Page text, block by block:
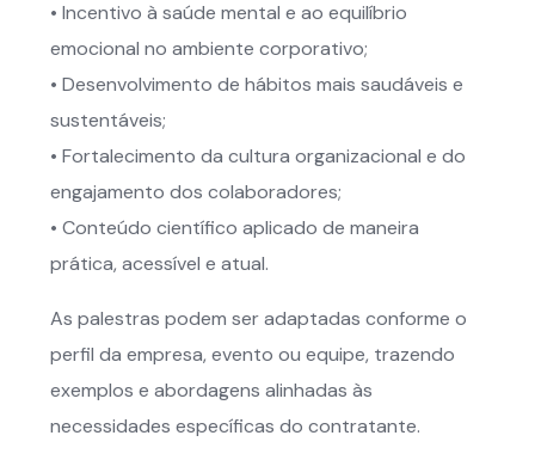
• Incentivo à saúde mental e ao equilíbrio
emocional no ambiente corporativo;
• Desenvolvimento de hábitos mais saudáveis e
sustentáveis;
• Fortalecimento da cultura organizacional e do
engajamento dos colaboradores;
• Conteúdo científico aplicado de maneira
prática, acessível e atual.
As palestras podem ser adaptadas conforme o
perfil da empresa, evento ou equipe, trazendo
exemplos e abordagens alinhadas às
necessidades específicas do contratante.